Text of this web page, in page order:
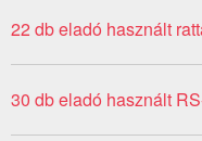
22 db eladó használt
30 db eladó használt